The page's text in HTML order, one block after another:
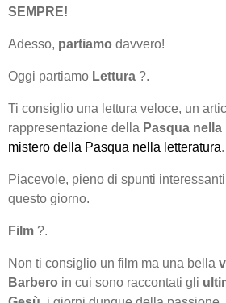
SEMPRE!
Adesso, partiamo davvero!
Oggi partiamo Lettura ?.
Ti consiglio una lettura veloce, un
rappresentazione della Pasqua
mistero della Pasqua nella letteratura.
Piacevole, pieno di spunti
questo giorno.
Film ?.
Non ti consiglio un film ma una bella
Barbero in cui sono raccontati gli